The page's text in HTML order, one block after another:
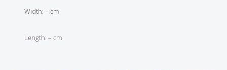
Width: – cm
Length: – cm